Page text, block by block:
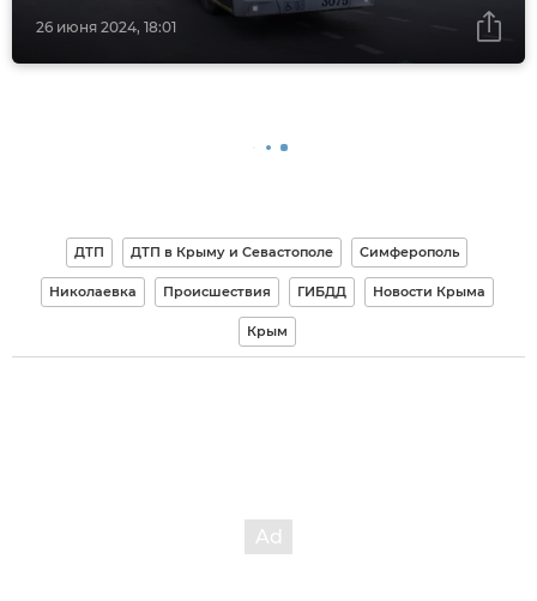
26 июня 2024, 18:01
ДТП ДТП в Крыму и Севастополе Симферополь
Николаевка Происшествия ГИБДД Новости Крыма
Крым